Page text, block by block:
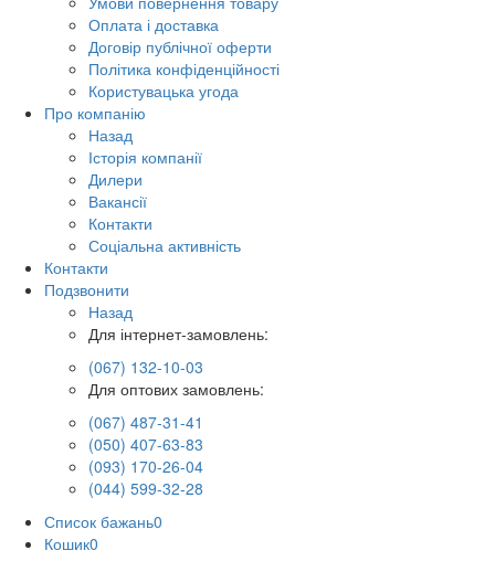
Оплата і доставка
Договір публічної оферти
Політика конфіденційності
Користувацька угода
Про компанію
Назад
Історія компанії
Дилери
Вакансії
Контакти
Соціальна активність
Контакти
Подзвонити
Назад
Для інтернет-замовлень:
(067) 132-10-03
Для оптових замовлень:
(067) 487-31-41
(050) 407-63-83
(093) 170-26-04
(044) 599-32-28
Список бажань0
Кошик0